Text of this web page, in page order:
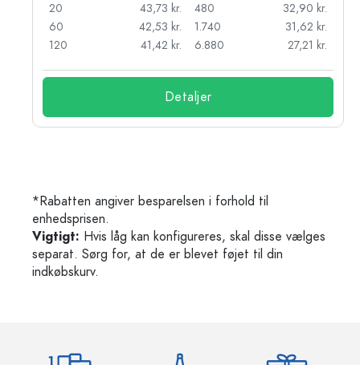
20
43,73 kr.
60
42,53 kr.
120
41,42 kr.
480
32,90 kr.
1.740
31,62 kr.
6.880
27,21 kr.
Detaljer
*Rabatten angiver besparelsen i forhold til
enhedsprisen.
Vigtigt: Hvis låg kan konfigureres, skal disse vælges
separat. Sørg for, at de er blevet føjet til din
indkøbskurv.